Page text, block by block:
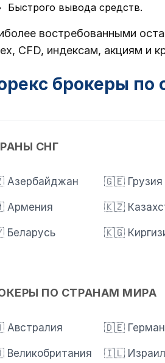
Быстрого вывода средств.
востребованными
CFD, индексам, акциям и
брокеры по
СНГ
🇬🇪 Грузия
🇰🇿
🇰🇬
ПО СТРАНАМ МИРА
🇩🇪
🇮🇱